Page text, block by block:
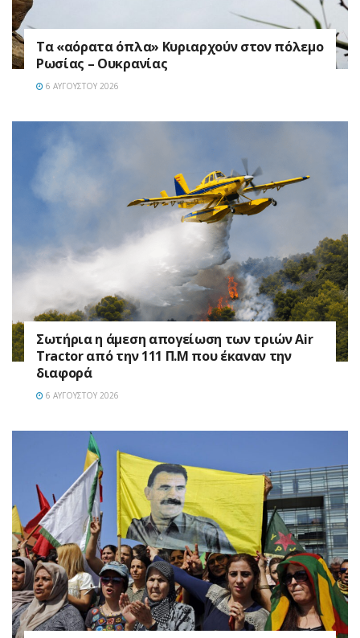
Τα «αόρατα όπλα» Κυριαρχούν στον πόλεμο
Ρωσίας – Ουκρανίας
6 ΑΥΓΟΎΣΤΟΥ 2026
Σωτήρια η άμεση απογείωση των τριών Air
Tractor από την 111 Π.M που έκαναν την
διαφορά
6 ΑΥΓΟΎΣΤΟΥ 2026